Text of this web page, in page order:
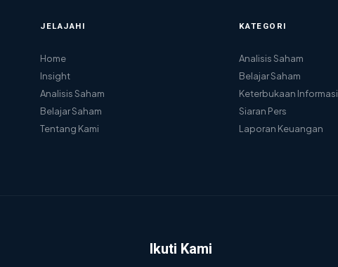
JELAJAHI
Home
Insight
Analisis Saham
Belajar Saham
Tentang Kami
KATEGORI
Analisis Saham
Belajar Saham
Keterbukaan Informasi
Siaran Pers
Laporan Keuangan
Ikuti Kami